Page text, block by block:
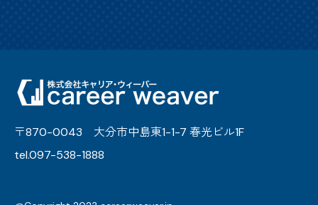
〒870-0043 大分市中島東1-1-7 春光ビル1F
tel.097-538-1888